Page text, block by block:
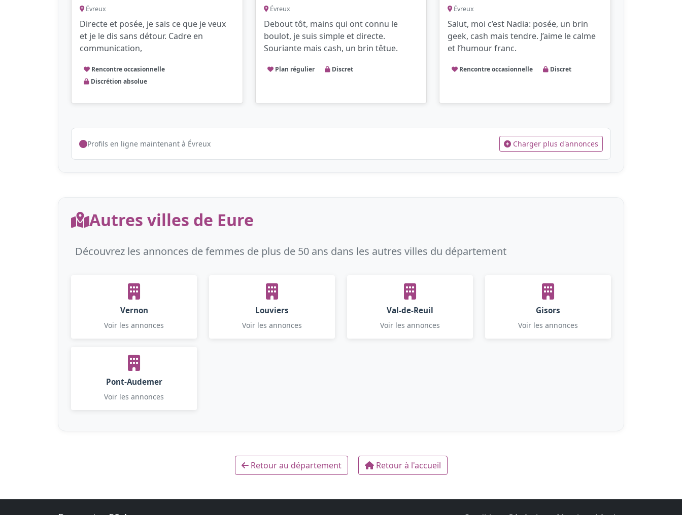
Évreux
Directe et posée, je sais ce que je veux
et je le dis sans détour. Cadre en
communication,
Rencontre occasionnelle
Discrétion absolue
Évreux
Debout tôt, mains qui ont connu le
boulot, je suis simple et directe.
Souriante mais cash, un brin têtue.
Plan régulier Discret
Évreux
Salut, moi c’est Nadia: posée, un brin
geek, cash mais tendre. J’aime le calme
et l’humour franc.
Rencontre occasionnelle Discret
Profils en ligne maintenant à Évreux Charger plus d'annonces
Autres villes de Eure
Découvrez les annonces de femmes de plus de 50 ans dans les autres villes du département
Vernon
Voir les annonces
Louviers
Voir les annonces
Val-de-Reuil
Voir les annonces
Gisors
Voir les annonces
Pont-Audemer
Voir les annonces
Retour au département Retour à l'accueil